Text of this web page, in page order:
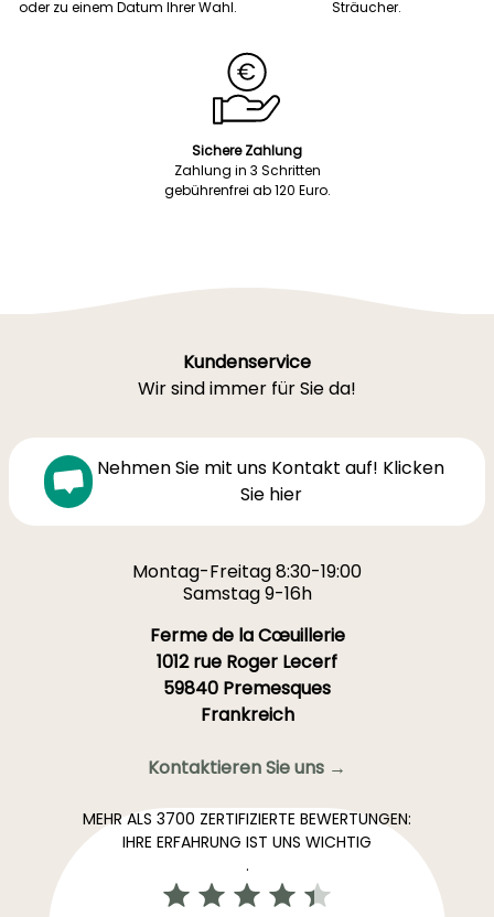
oder zu einem Datum Ihrer Wahl. Sträucher.
Sichere Zahlung
Zahlung in 3 Schritten
gebührenfrei ab 120 Euro.
Kundenservice
Wir sind immer für Sie da!
Nehmen Sie mit uns Kontakt auf! Klicken
Sie hier
Montag-Freitag 8:30-19:00
Samstag 9-16h
Ferme de la Cœuillerie
1012 rue Roger Lecerf
59840 Premesques
Frankreich
Kontaktieren Sie uns →
MEHR ALS 3700 ZERTIFIZIERTE BEWERTUNGEN:
IHRE ERFAHRUNG IST UNS WICHTIG
.